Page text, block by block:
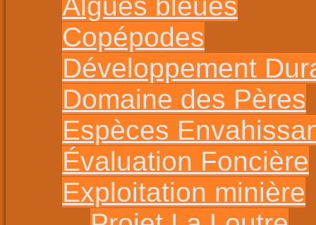
Copépodes
Développement
Domaine des Pères
Espèces
Évaluation Foncière
Exploitation minière